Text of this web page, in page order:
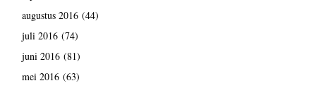
augustus 2016(44)
juli 2016(74)
juni 2016(81)
mei 2016(63)